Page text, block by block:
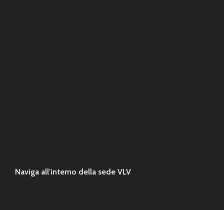
Naviga all'interno della sede VLV